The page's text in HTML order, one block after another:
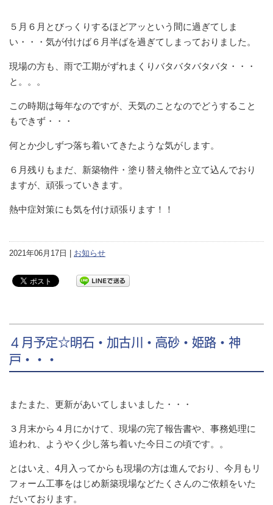
５月６月とびっくりするほどアッという間に過ぎてしま
い・・・気が付けば６月半ばを過ぎてしまっておりました。
現場の方も、雨で工期がずれまくりバタバタバタバタ・・・
と。。。
この時期は毎年なのですが、天気のことなのでどうすること
もできず・・・
何とか少しずつ落ち着いてきたような気がします。
６月残りもまだ、新築物件・塗り替え物件と立て込んでおり
ますが、頑張っていきます。
熱中症対策にも気を付け頑張ります！！
2021年06月17日 | お知らせ
４月予定☆明石・加古川・高砂・姫路・神
戸・・・
またまた、更新があいてしまいました・・・
３月末から４月にかけて、現場の完了報告書や、事務処理に
追われ、ようやく少し落ち着いた今日この頃です。。
とはいえ、4月入ってからも現場の方は進んでおり、今月もリ
フォーム工事をはじめ新築現場などたくさんのご依頼をいた
だいております。